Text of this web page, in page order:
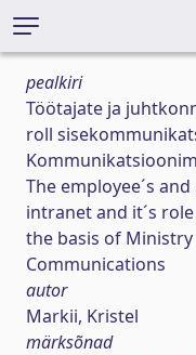
pealkiri
Töötajate ja
roll
The employee´s
intranet and it´s
the basis of
Communications
autor
Markii, Kristel
märksõnad